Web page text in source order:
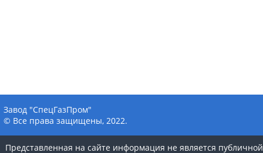
Завод "СпецГазПром"
© Все права защищены, 2022.
Представленная на сайте информация не является